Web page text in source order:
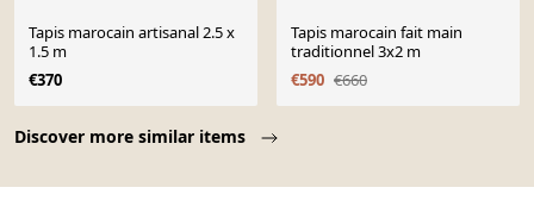
Discover more similar items
Tapis marocain artisanal 2.5 x
1.5 m
€370
Tapis marocain fait main
traditionnel 3x2 m
€590 €660